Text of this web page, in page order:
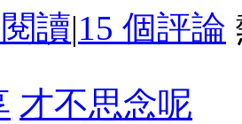
讀|15 個評論
才不思念呢